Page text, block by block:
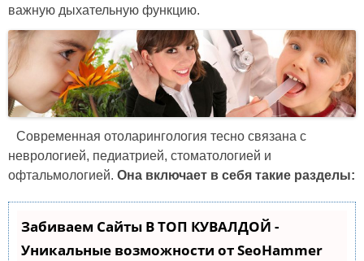
важную дыхательную функцию.
Современная отоларингология тесно связана с
неврологией, педиатрией, стоматологией и
офтальмологией. Она включает в себя такие разделы:
Забиваем Сайты В ТОП КУВАЛДОЙ -
Уникальные возможности от SeoHammer